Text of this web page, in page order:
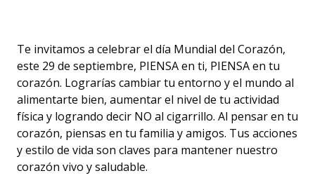
Te invitamos a celebrar el día Mundial del Corazón,
este 29 de septiembre, PIENSA en ti, PIENSA en tu
corazón. Lograrías cambiar tu entorno y el mundo al
alimentarte bien, aumentar el nivel de tu actividad
física y logrando decir NO al cigarrillo. Al pensar en tu
corazón, piensas en tu familia y amigos. Tus acciones
y estilo de vida son claves para mantener nuestro
corazón vivo y saludable.